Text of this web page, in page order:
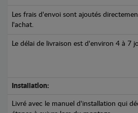
Les frais d'envoi sont ajoutés
l'achat.
Le délai de livraison est d'environ 4 à 7
Installation:
Livré avec le manuel d'installation qui